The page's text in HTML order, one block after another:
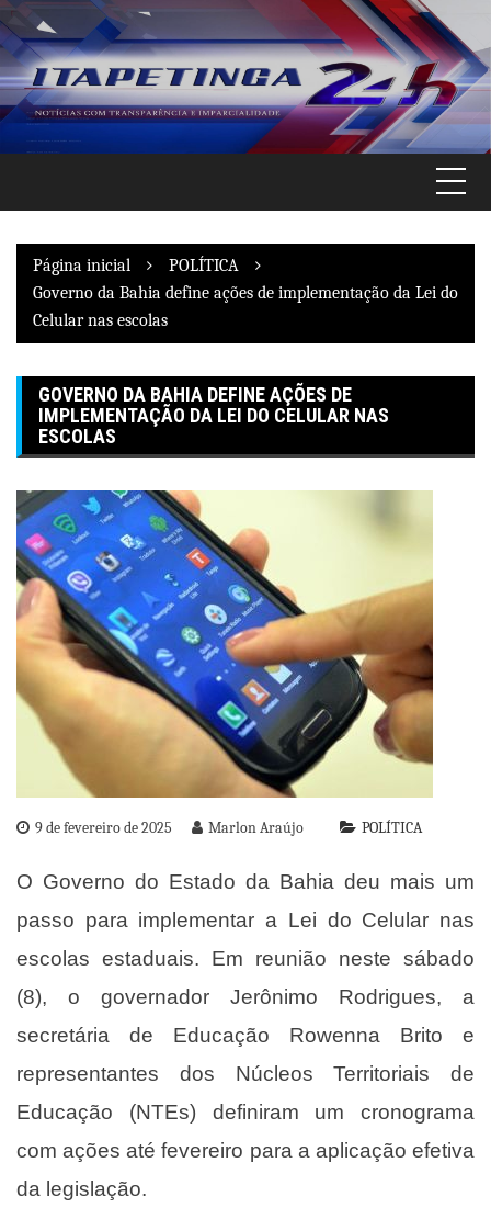
Pular
para
o
conteúdo
Página inicial
POLÍTICA
Governo da Bahia define ações de implementação da Lei do
Celular nas escolas
GOVERNO DA BAHIA DEFINE AÇÕES DE
IMPLEMENTAÇÃO DA LEI DO CELULAR NAS
ESCOLAS
9 de fevereiro de 2025 Marlon Araújo POLÍTICA
O Governo do Estado da Bahia deu mais um
passo para implementar a Lei do Celular nas
escolas estaduais. Em reunião neste sábado
(8), o governador Jerônimo Rodrigues, a
secretária de Educação Rowenna Brito e
representantes dos Núcleos Territoriais de
Educação (NTEs) definiram um cronograma
com ações até fevereiro para a aplicação efetiva
da legislação.